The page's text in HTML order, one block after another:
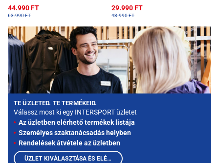
44.990 FT
63.990 FT
29.990 FT
43.990 FT
TE ÜZLETED. TE TERMÉKEID.
Válassz most ki egy INTERSPORT üzletet
Az üzletben elérhető termékek listája
Személyes szaktanácsadás helyben
Rendelések átvétele az üzletben
ÜZLET KIVÁLASZTÁSA ÉS ELÉRHETŐ TERMÉKEK MEGTEKINTÉSE